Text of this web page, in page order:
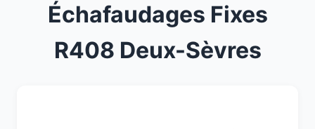
Échafaudages Fixes
R408 Deux-Sèvres